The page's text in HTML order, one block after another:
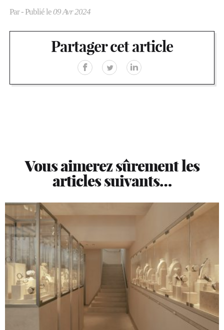
Par- Publié le09 Avr 2024
Partager cet article
Vous aimerez sûrement les
articles suivants…